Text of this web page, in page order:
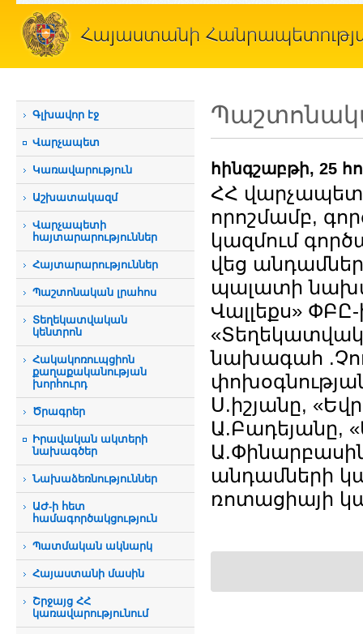
Գլխավոր էջ
Վարչապետ
Կառավարություն
Աշխատակազմ
Վարչապետի
հայտարարություններ
Հայտարարություններ
Պաշտոնական լրահոս
Տեղեկատվական
կենտրոն
Հակակոռուպցիոն
քաղաքականության
խորհուրդ
Ծրագրեր
Իրավական ակտերի
նախագծեր
Նախաձեռնություններ
ԱԺ-ի հետ
համագործակցություն
Պատմական ակնարկ
Հայաստանի մասին
Շրջայց ՀՀ
կառավարությունում
հինգշաբթի, 25
ՀՀ վարչապետ
որոշմամբ,
կազմում
վեց
պալատի
Վալլեքս»
նախագահ
Ս.իշյանը,
Ա.Բադեյանը,
անդամների
ռոտացիայի